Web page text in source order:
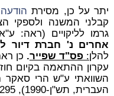
יתר על כן, מסירת הודעה
קבלני המשנה ולספקי
גרמו לליקויים (ראה:
אחרים נ' חברת דיור
להלן:פס"ד שפייר. כן
עקרון ההתאמה בקיום
השוואתי ע"ש הרי סאקר
העברית, תש"ן-1990), 293-295) .